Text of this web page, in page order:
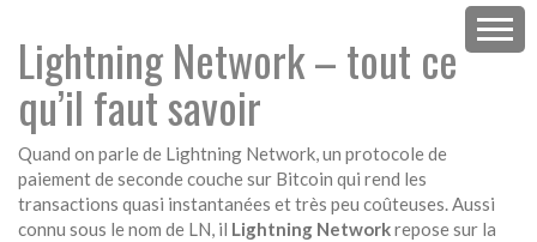
Lightning Network – tout ce
qu’il faut savoir
Quand on parle de Lightning Network,un protocole de
paiement de seconde couche sur Bitcoin qui rend les
transactions quasi instantanées et très peu coûteuses. Aussi
connu sous le nom de LN, il Lightning Networkrepose sur la